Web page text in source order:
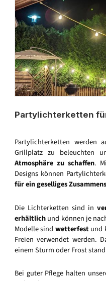
Partylichterketten
Partylichterketten werden
Grillplatz zu beleuchten
Atmosphäre zu schaffen.
Designs können
für ein geselliges
Die Lichterketten sind in
erhältlichund können je
Modelle sind wetterfestund
Freien verwendet werden.
einem Sturm oder Frost
Bei guter Pflege halten